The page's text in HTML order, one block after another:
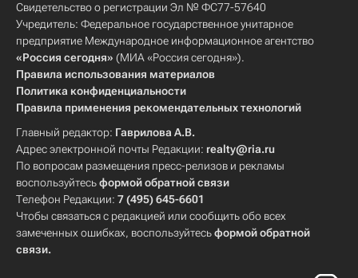
Свидетельство о регистрации Эл № ФС77-57640
Учредитель: Федеральное государственное унитарное
предприятие Международное информационное агентство
«Россия сегодня» (МИА «Россия сегодня»).
Правила использования материалов
Политика конфиденциальности
Правила применения рекомендательных технологий
Главный редактор: Гаврилова А.В.
Адрес электронной почты Редакции: realty@ria.ru
По вопросам размещения пресс-релизов и рекламы
воспользуйтесьформой обратной связи
Телефон Редакции: 7 (495) 645-6601
Чтобы связаться с редакцией или сообщить обо всех
замеченных ошибках, воспользуйтесьформой обратной
связи.